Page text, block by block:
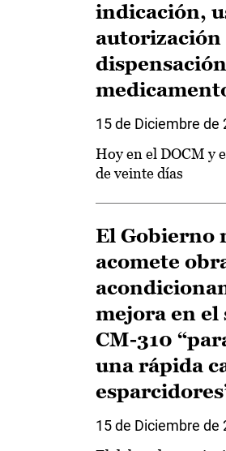
indicación,
autorización
15 de Diciembre de
Hoy en el DOCM y
de veinte días
El Gobierno
acomete
mejora en el
CM-310
una rápida
15 de Diciembre de